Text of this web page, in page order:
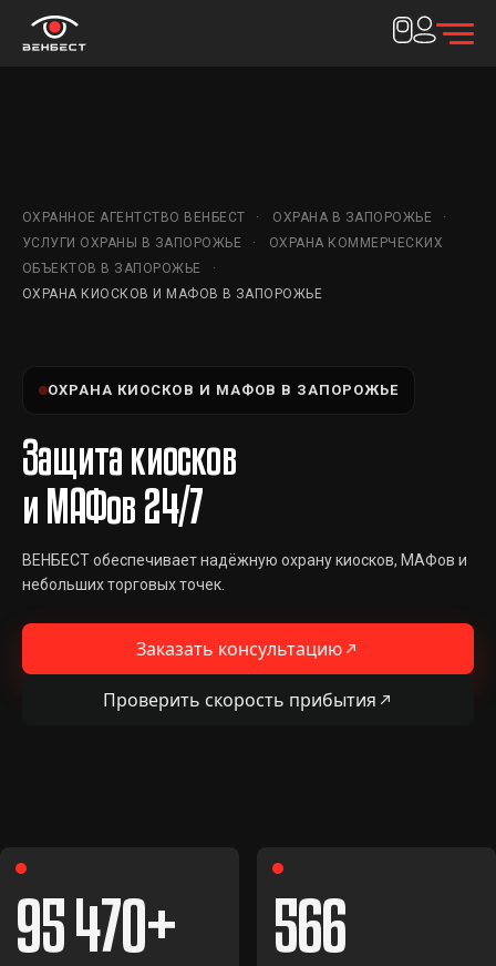
ОХРАННОЕ АГЕНТСТВО ВЕНБЕСТ
ОХРАНА В ЗАПОРОЖЬЕ
УСЛУГИ ОХРАНЫ В ЗАПОРОЖЬЕ
ОХРАНА КОММЕРЧЕСКИХ
ОБЪЕКТОВ В ЗАПОРОЖЬЕ
ОХРАНА КИОСКОВ И МАФОВ В ЗАПОРОЖЬЕ
ОХРАНА КИОСКОВ И МАФОВ В ЗАПОРОЖЬЕ
Защита киосков
и МАФов 24/7
ВЕНБЕСТ обеспечивает надёжную охрану киосков, МАФов и
небольших торговых точек.
Заказать консультацию
Проверить скорость прибытия
95 470 566